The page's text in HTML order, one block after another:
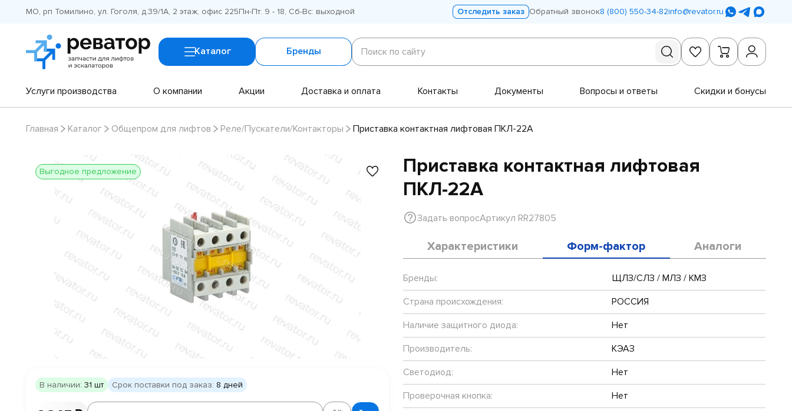
МО, рп Томилино, ул. Гоголя, д.39/1А, 2 этаж, офис 225Пн-Пт: 9 - 18, Сб-Вс: выходной Отследить заказ Обратный звонок8 (800) 550-34-82info@revator.ru
Каталог Бренды
Поиск
по
сайту
Поиск по сайту
Услуги производства О компании Акции Доставка и оплата Контакты Документы Вопросы и ответы Скидки и бонусы
Главная Каталог Общепром для лифтов Реле/Пускатели/Контакторы Приставка контактная лифтовая ПКЛ-22А
Приставка контактная лифтовая
ПКЛ-22А
Задать вопросАртикул RR27805
Выгодное предложение
В наличии: 31 шт Срок поставки под заказ: 8 дней
Штук
Характеристики Форм-фактор Аналоги
Бренды:
ЩЛЗ/СЛЗ / МЛЗ / КМЗ
Страна происхождения:
РОССИЯ
Наличие защитного диода:
Нет
Производитель:
КЭАЗ
Светодиод:
Нет
Проверочная кнопка:
Нет